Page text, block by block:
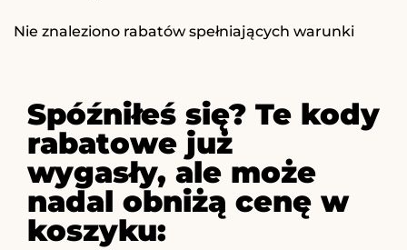
Nie znaleziono rabatów spełniających warunki
Spóźniłeś się? Te kody
rabatowe już
wygasły, ale może
nadal obniżą cenę w
koszyku: